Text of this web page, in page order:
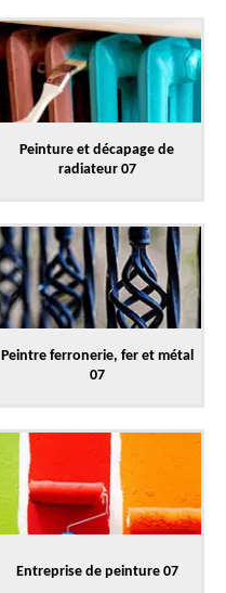
Peinture et décapage de
radiateur 07
Peintre ferronerie, fer et métal
07
Entreprise de peinture 07